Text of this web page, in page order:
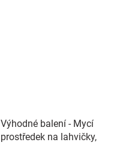
Výhodné balení - Mycí
prostředek na lahvičky,